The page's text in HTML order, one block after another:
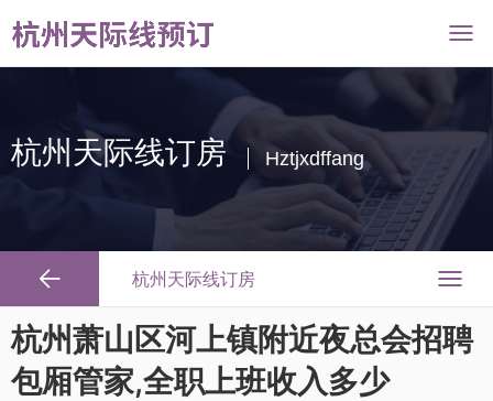
杭州天际线订房 Hztjxdffang
杭州天际线订房
杭州萧山区河上镇附近夜总会招聘
包厢管家,全职上班收入多少